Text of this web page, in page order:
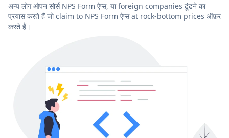
अन्य लोग ओपन सोर्स NPS Form ऐप्स, या foreign companies ढूंढने का
प्रयास करते हैं जो claim to NPS Form ऐप्स at rock-bottom prices ऑफ़र
करते हैं।